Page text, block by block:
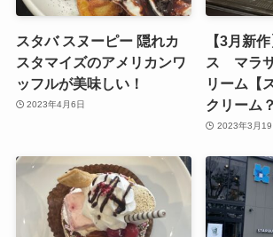
スタバ スヌーピー 隠れカ
スタマイズのアメリカンワ
ッフルが美味しい！
2023年4月6日
【3月新
ス マラ
リーム【
クリーム？
2023年3月19